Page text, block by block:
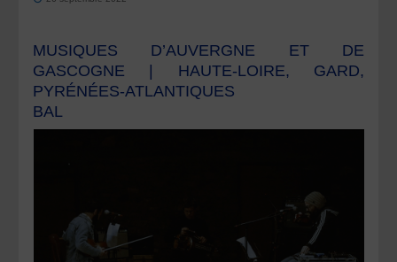
MUSIQUES D’AUVERGNE ET DE
GASCOGNE | HAUTE-LOIRE, GARD,
PYRÉNÉES-ATLANTIQUES
BAL